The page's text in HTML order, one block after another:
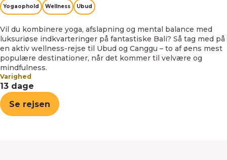
Yogaophold Wellness Ubud
Vil du kombinere yoga, afslapning og mental balance med
luksuriøse indkvarteringer på fantastiske Bali? Så tag med på
en aktiv wellness-rejse til Ubud og Canggu – to af øens mest
populære destinationer, når det kommer til velvære og
mindfulness.
Varighed
13 dage
Se rejsen